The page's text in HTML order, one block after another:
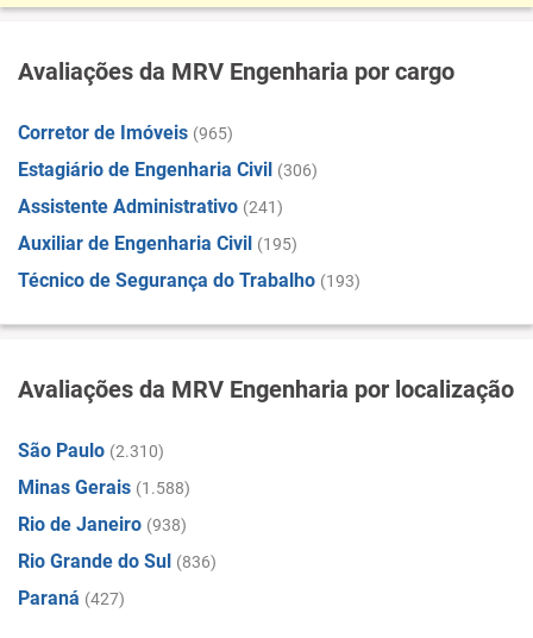
Avaliações da MRV Engenharia por cargo
Corretor de Imóveis (965)
Estagiário de Engenharia Civil (306)
Assistente Administrativo (241)
Auxiliar de Engenharia Civil (195)
Técnico de Segurança do Trabalho (193)
Avaliações da MRV Engenharia por localização
São Paulo (2.310)
Minas Gerais (1.588)
Rio de Janeiro (938)
Rio Grande do Sul (836)
Paraná (427)